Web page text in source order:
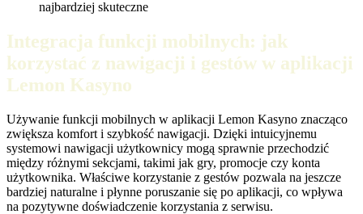
najbardziej skuteczne
Integracja funkcji mobilnych: jak
korzystać z nawigacji i gestów w aplikacji
Lemon Kasyno
Używanie funkcji mobilnych w aplikacji Lemon Kasyno znacząco
zwiększa komfort i szybkość nawigacji. Dzięki intuicyjnemu
systemowi nawigacji użytkownicy mogą sprawnie przechodzić
między różnymi sekcjami, takimi jak gry, promocje czy konta
użytkownika. Właściwe korzystanie z gestów pozwala na jeszcze
bardziej naturalne i płynne poruszanie się po aplikacji, co wpływa
na pozytywne doświadczenie korzystania z serwisu.